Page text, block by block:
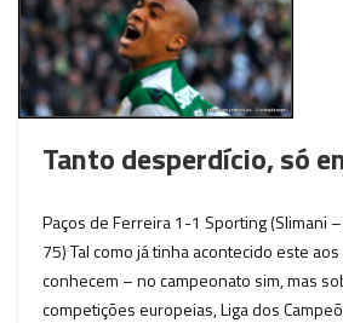
Tanto desperdício, só
Paços de Ferreira 1-1 Sporting (Slimani
75) Tal como já tinha acontecido este
conhecem – no campeonato sim, mas
competições europeias, Liga dos